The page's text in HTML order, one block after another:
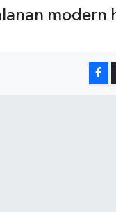
modern